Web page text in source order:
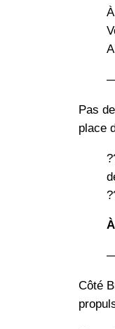
Pas
place
Côté